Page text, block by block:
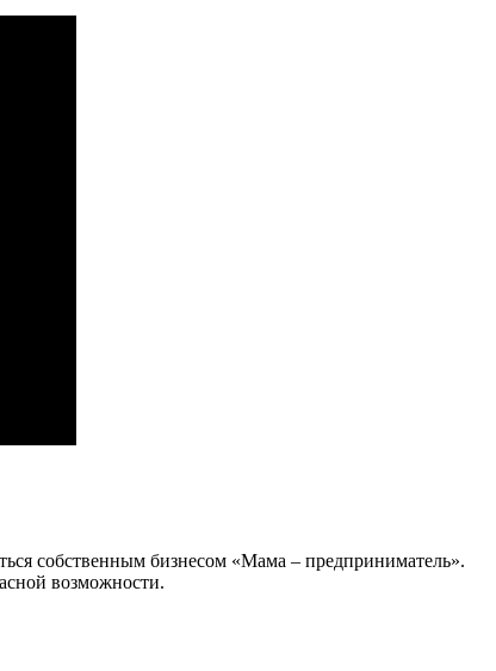
собственным бизнесом «Мама – предприниматель».
возможности.